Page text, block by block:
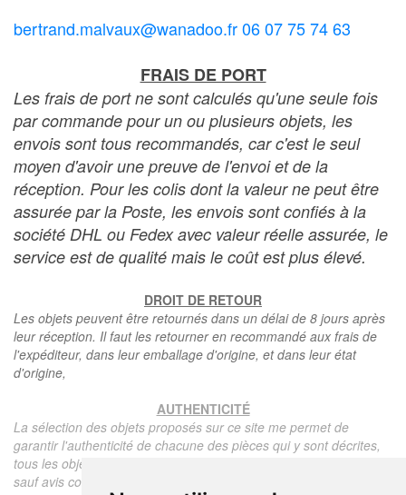
bertrand.malvaux@wanadoo.fr 06 07 75 74 63
FRAIS DE PORT
Les frais de port ne sont calculés qu'une seule fois
par commande pour un ou plusieurs objets, les
envois sont tous recommandés, car c'est le seul
moyen d'avoir une preuve de l'envoi et de la
réception. Pour les colis dont la valeur ne peut être
assurée par la Poste, les envois sont confiés à la
société DHL ou Fedex avec valeur réelle assurée, le
service est de qualité mais le coût est plus élevé.
DROIT DE RETOUR
Les objets peuvent être retournés dans un délai de 8 jours après
leur réception. Il faut les retourner en recommandé aux frais de
l'expéditeur, dans leur emballage d'origine, et dans leur état
d'origine,
AUTHENTICITÉ
La sélection des objets proposés sur ce site me permet de
garantir l'authenticité de chacune des pièces qui y sont décrites,
tous les objets proposés sont garantis d'époque et authentiques,
sauf avis contraire ou restriction dans la description.